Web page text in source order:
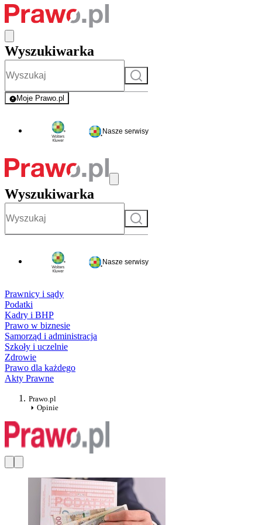
Wyszukiwarka
Szukaj
Moje Prawo.pl
- rejestracja i logowanie do serwisu
Nasze serwisy
Wyszukiwarka
Szukaj
Nasze serwisy
Prawnicy i sądy
Podatki
Kadry i BHP
Prawo w biznesie
Samorząd i administracja
Szkoły i uczelnie
Zdrowie
Prawo dla każdego
Akty Prawne
Prawo.pl
Opinie